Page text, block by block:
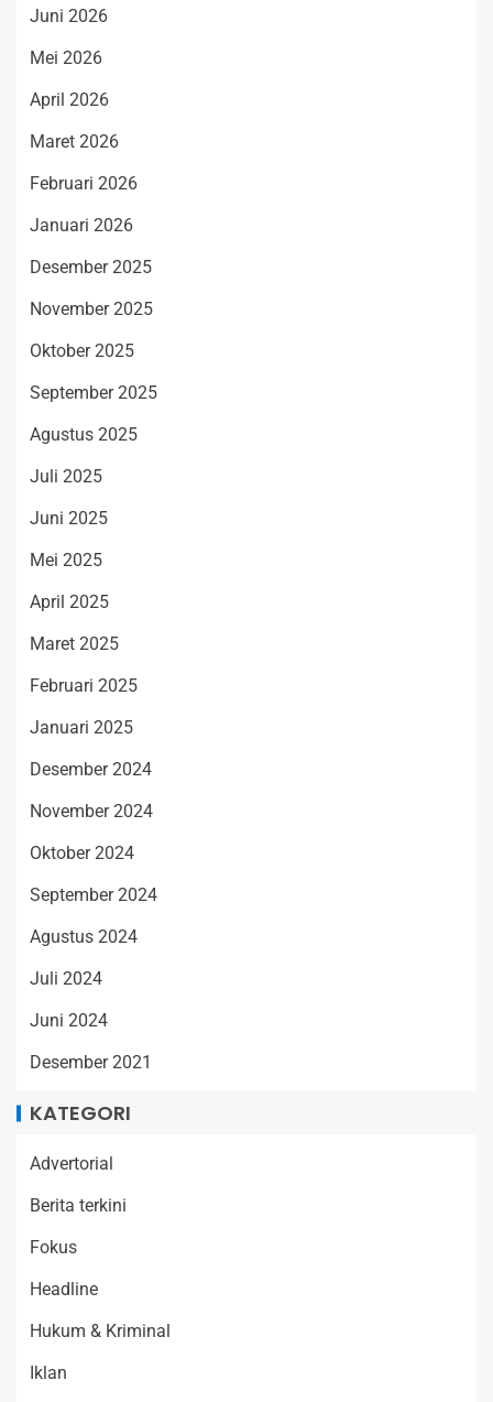
Juni 2026
Mei 2026
April 2026
Maret 2026
Februari 2026
Januari 2026
Desember 2025
November 2025
Oktober 2025
September 2025
Agustus 2025
Juli 2025
Juni 2025
Mei 2025
April 2025
Maret 2025
Februari 2025
Januari 2025
Desember 2024
November 2024
Oktober 2024
September 2024
Agustus 2024
Juli 2024
Juni 2024
Desember 2021
KATEGORI
Advertorial
Berita terkini
Fokus
Headline
Hukum & Kriminal
Iklan